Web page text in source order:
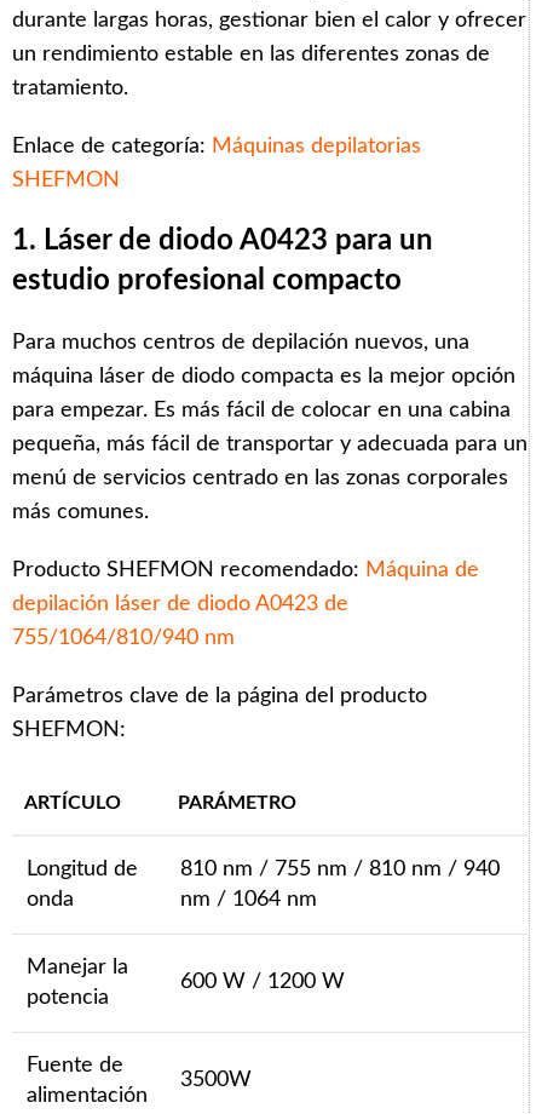
durante largas horas, gestionar bien el calor y ofrecer
un rendimiento estable en las diferentes zonas de
tratamiento.
Enlace de categoría: Máquinas depilatorias
SHEFMON
1. Láser de diodo A0423 para un
estudio profesional compacto
Para muchos centros de depilación nuevos, una
máquina láser de diodo compacta es la mejor opción
para empezar. Es más fácil de colocar en una cabina
pequeña, más fácil de transportar y adecuada para un
menú de servicios centrado en las zonas corporales
más comunes.
Producto SHEFMON recomendado: Máquina de
depilación láser de diodo A0423 de
755/1064/810/940 nm
Parámetros clave de la página del producto
SHEFMON:
ARTÍCULO PARÁMETRO
Longitud de
onda
810 nm / 755 nm / 810 nm / 940
nm / 1064 nm
Manejar la
potencia
600 W / 1200 W
Fuente de
alimentación
3500W